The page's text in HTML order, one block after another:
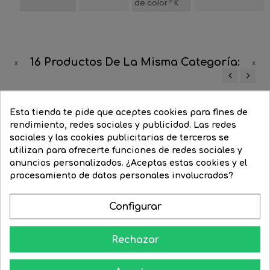
de color º K
16 Productos De La Misma Categoría:
BlancoNegro
-35%
BlancoNegro
‹ ›
Esta tienda te pide que aceptes cookies para fines de
rendimiento, redes sociales y publicidad. Las redes
sociales y las cookies publicitarias de terceros se
utilizan para ofrecerte funciones de redes sociales y
anuncios personalizados. ¿Aceptas estas cookies y el
procesamiento de datos personales involucrados?
Configurar
Rechazar